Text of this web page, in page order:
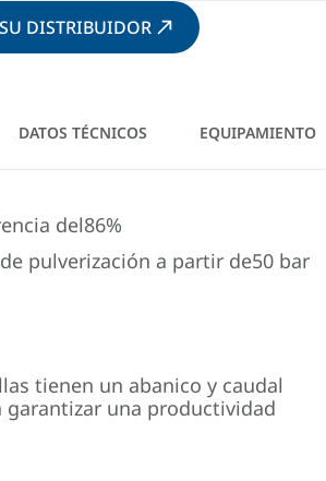
DISTRIBUIDOR
DATOS TÉCNICOS EQUIPAMIENTO
del86%
pulverización a partir de50 bar
tienen un abanico y caudal
garantizar una productividad